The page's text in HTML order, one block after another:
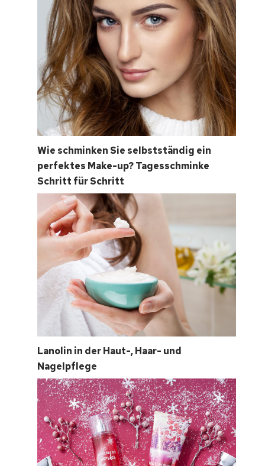
Wie schminken Sie selbstständig ein
perfektes Make-up? Tagesschminke
Schritt für Schritt
Lanolin in der Haut-, Haar- und
Nagelpflege